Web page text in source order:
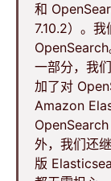
和
7.10.2）。
一部分，我
加了对
Amazon
外，我们还
版